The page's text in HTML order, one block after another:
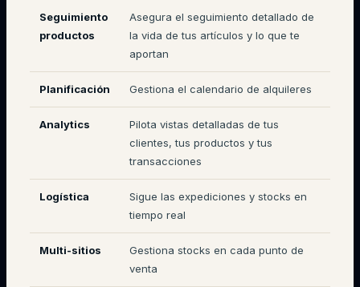
Seguimiento
productos
Asegura el seguimiento detallado de
la vida de tus artículos y lo que te
aportan
Planificación Gestiona el calendario de alquileres
Analytics
Pilota vistas detalladas de tus
clientes, tus productos y tus
transacciones
Logística
Sigue las expediciones y stocks en
tiempo real
Multi-sitios
Gestiona stocks en cada punto de
venta